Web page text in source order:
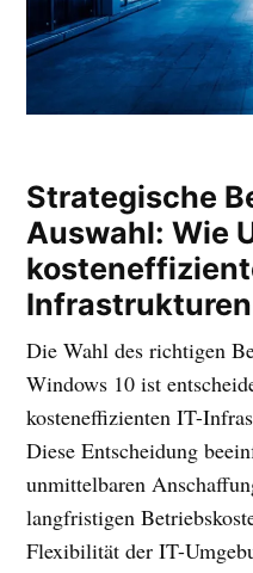
Strategische
Auswahl: Wie
Die Wahl des richtigen
Windows 10 ist
kosteneffizienten IT-
Diese Entscheidung
unmittelbaren
langfristigen
Flexibilität der IT-